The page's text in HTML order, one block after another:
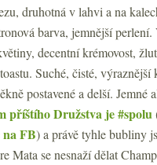
druhotná v lahvi a na
barva, jemnější
decentní krémovost,
Suché, čisté, výraznější
postavené a delší. Jemné
příštího Družstva je #spolu
FB) a právě tyhle bubliny
Mata se nesnaží dělat